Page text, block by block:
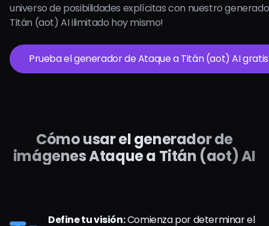
universo de posibilidades explícitas con nuestro
Titán (aot) AI ilimitado hoy mismo!
Prueba el generador de Ataque a Titán (aot) AI gratis
Cómo usar el generador de
imágenes Ataque a Titán (aot) AI
Define tu visión:Comienza por determinar el